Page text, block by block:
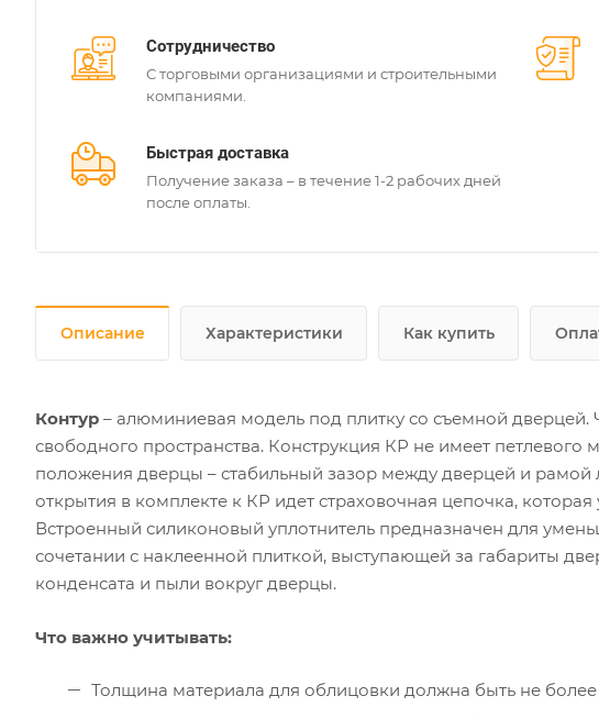
Сотрудничество
С торговыми организациями и строительными
компаниями.
Быстрая доставка
Получение заказа – в течение 1-2 рабочих дней
после оплаты.
Описание Характеристики Как купить
Контур – алюминиевая модель под плитку со съемной дверцей.
свободного пространства. Конструкция КР не имеет петлевого
положения дверцы – стабильный зазор между дверцей и рамой
открытия в комплекте к КР идет страховочная цепочка,
Встроенный силиконовый уплотнитель предназначен для
сочетании с наклеенной плиткой, выступающей за габариты
конденсата и пыли вокруг дверцы.
Что важно учитывать:
Толщина материала для облицовки должна быть не более